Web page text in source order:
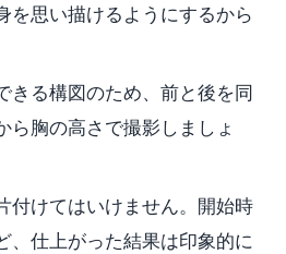
を思い描けるようにするから
きる構図のため、前と後を同
ら胸の高さで撮影しましょ
付けてはいけません。開始時
、仕上がった結果は印象的に